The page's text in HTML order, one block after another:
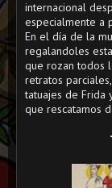
internacional
especialmente a
En el día de la
regalandoles
que rozan todos
retratos
tatuajes de Frida
que rescatamos